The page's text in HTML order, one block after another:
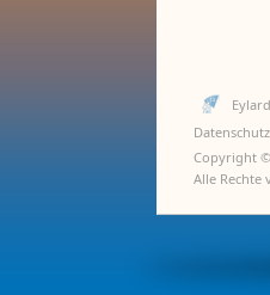
Datenschutz
Copyright ©
Alle Rechte